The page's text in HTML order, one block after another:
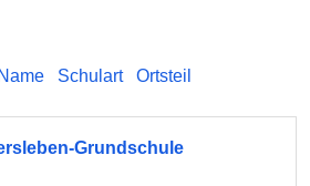
Schulart Ortsteil
Grundschule